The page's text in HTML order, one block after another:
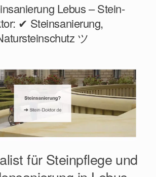
Lebus – Stein-
✔ Steinsanierung,
ツ
für Steinpflege und